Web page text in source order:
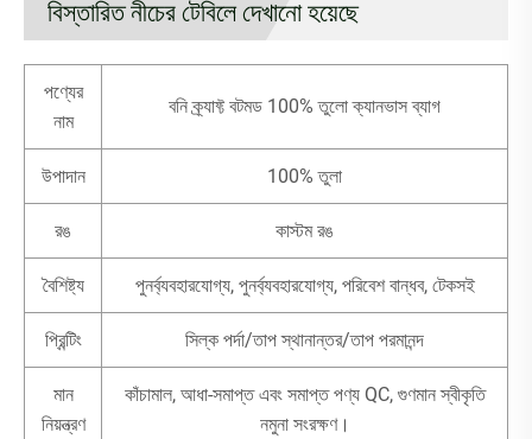
বিস্তারিত নীচের টেবিলে দেখানো হয়েছে
পণ্যের
নাম
বনি ক্র্যাফ্ট বটমড 100% তুলো ক্যানভাস ব্যাগ
উপাদান 100% তুলা
রঙ কাস্টম রঙ
বৈশিষ্ট্য পুনর্ব্যবহারযোগ্য, পুনর্ব্যবহারযোগ্য, পরিবেশ বান্ধব, টেকসই
প্রিন্টিং সিল্ক পর্দা/তাপ স্থানান্তর/তাপ পরমানন্দ
মান
নিয়ন্ত্রণ
কাঁচামাল, আধা-সমাপ্ত এবং সমাপ্ত পণ্য QC, গুণমান স্বীকৃতি
নমুনা সংরক্ষণ।